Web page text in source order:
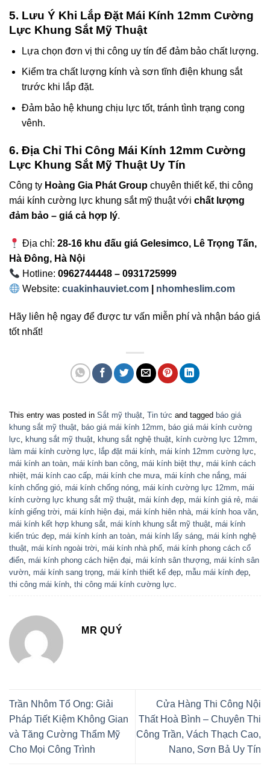
5. Lưu Ý Khi Lắp Đặt Mái Kính 12mm Cường
Lực Khung Sắt Mỹ Thuật
Lựa chọn đơn vị thi công uy tín để đảm bảo chất lượng.
Kiểm tra chất lượng kính và sơn tĩnh điện khung sắt
trước khi lắp đặt.
Đảm bảo hệ khung chịu lực tốt, tránh tình trạng cong
vênh.
6. Địa Chỉ Thi Công Mái Kính 12mm Cường
Lực Khung Sắt Mỹ Thuật Uy Tín
Công ty Hoàng Gia Phát Group chuyên thiết kế, thi công
mái kính cường lực khung sắt mỹ thuật với chất lượng
đảm bảo – giá cả hợp lý.
Địa chỉ:28-16 khu đấu giá Gelesimco, Lê Trọng Tấn,
Hà Đông, Hà Nội
Hotline:0962744448 – 0931725999
Website:cuakinhauviet.com nhomheslim.com
Hãy liên hệ ngay để được tư vấn miễn phí và nhận báo giá
tốt nhất!
This entry was posted in Sắt mỹ thuật, Tin tức and tagged báo giá
khung sắt mỹ thuật, báo giá mái kính 12mm, báo giá mái kính cường
lực, khung sắt mỹ thuật, khung sắt nghệ thuật, kính cường lực 12mm,
làm mái kính cường lực, lắp đặt mái kính, mái kính 12mm cường lực,
mái kính an toàn, mái kính ban công, mái kính biệt thự, mái kính cách
nhiệt, mái kính cao cấp, mái kính che mưa, mái kính che nắng, mái
kính chống gió, mái kính chống nóng, mái kính cường lực 12mm, mái
kính cường lực khung sắt mỹ thuật, mái kính đẹp, mái kính giá rẻ, mái
kính giếng trời, mái kính hiện đại, mái kính hiên nhà, mái kính hoa văn,
mái kính kết hợp khung sắt, mái kính khung sắt mỹ thuật, mái kính
kiến trúc đẹp, mái kính kính an toàn, mái kính lấy sáng, mái kính nghệ
thuật, mái kính ngoài trời, mái kính nhà phố, mái kính phong cách cổ
điển, mái kính phong cách hiện đại, mái kính sân thượng, mái kính sân
vườn, mái kính sang trọng, mái kính thiết kế đẹp, mẫu mái kính đẹp,
thi công mái kính, thi công mái kính cường lực.
MR QUÝ
Trần Nhôm Tổ Ong: Giải
Pháp Tiết Kiệm Không Gian
và Tăng Cường Thẩm Mỹ
Cho Mọi Công Trình
Cửa Hàng Thi Công Nội
Thất Hoà Bình – Chuyên Thi
Công Trần, Vách Thạch Cao,
Nano, Sơn Bả Uy Tín